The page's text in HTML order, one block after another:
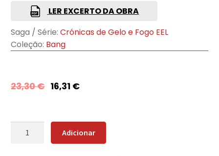
LER EXCERTO DA OBRA
Saga / Série: Crónicas de Gelo e Fogo EEL
Coleção: Bang
23,30€ 16,31 €
Quantidade
Adicionar